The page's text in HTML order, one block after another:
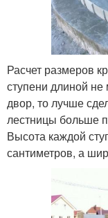
Расчет размеров
ступени длиной не
двор, то лучше
лестницы больше
Высота каждой
сантиметров, а